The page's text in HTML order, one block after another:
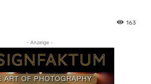
163
- Anzeige -